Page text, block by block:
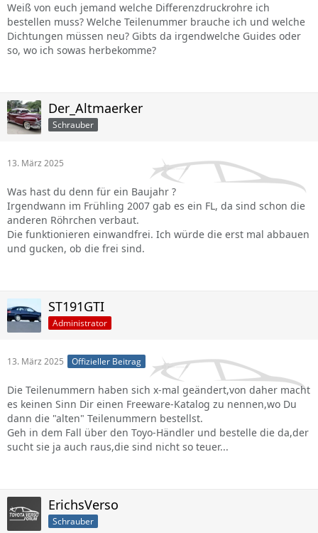
Weiß von euch jemand welche Differenzdruckrohre ich
bestellen muss? Welche Teilenummer brauche ich und welche
Dichtungen müssen neu? Gibts da irgendwelche Guides oder
so, wo ich sowas herbekomme?
Der_Altmaerker
Schrauber
13. März 2025
Was hast du denn für ein Baujahr ?
Irgendwann im Frühling 2007 gab es ein FL, da sind schon die
anderen Röhrchen verbaut.
Die funktionieren einwandfrei. Ich würde die erst mal abbauen
und gucken, ob die frei sind.
ST191GTI
Administrator
13. März 2025 Offizieller Beitrag
Die Teilenummern haben sich x-mal geändert,von daher macht
es keinen Sinn Dir einen Freeware-Katalog zu nennen,wo Du
dann die "alten" Teilenummern bestellst.
Geh in dem Fall über den Toyo-Händler und bestelle die da,der
sucht sie ja auch raus,die sind nicht so teuer...
ErichsVerso
Schrauber